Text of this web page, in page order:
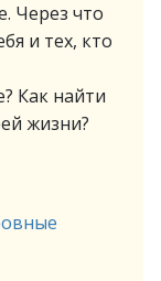
Через что
и тех, кто
Как найти
жизни?